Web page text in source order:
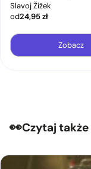
Slavoj Žižek
od24,95zł
Zobacz
Czytaj także